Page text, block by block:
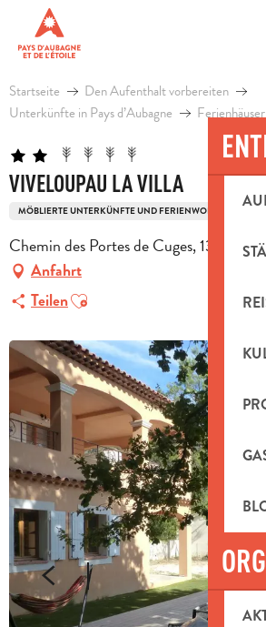
contenu
principal
Startseite
Den Aufenthalt vorbereiten
Unterkünfte in Pays d’Aubagne
Ferienhäuser
VIVELOUPAU LA VILLA
MÖBLIERTE UNTERKÜNFTE UND FERIENWOHNUNGEN
Chemin des Portes de Cuges, 13780
Anfahrt
TeilenAjouter aux favoris